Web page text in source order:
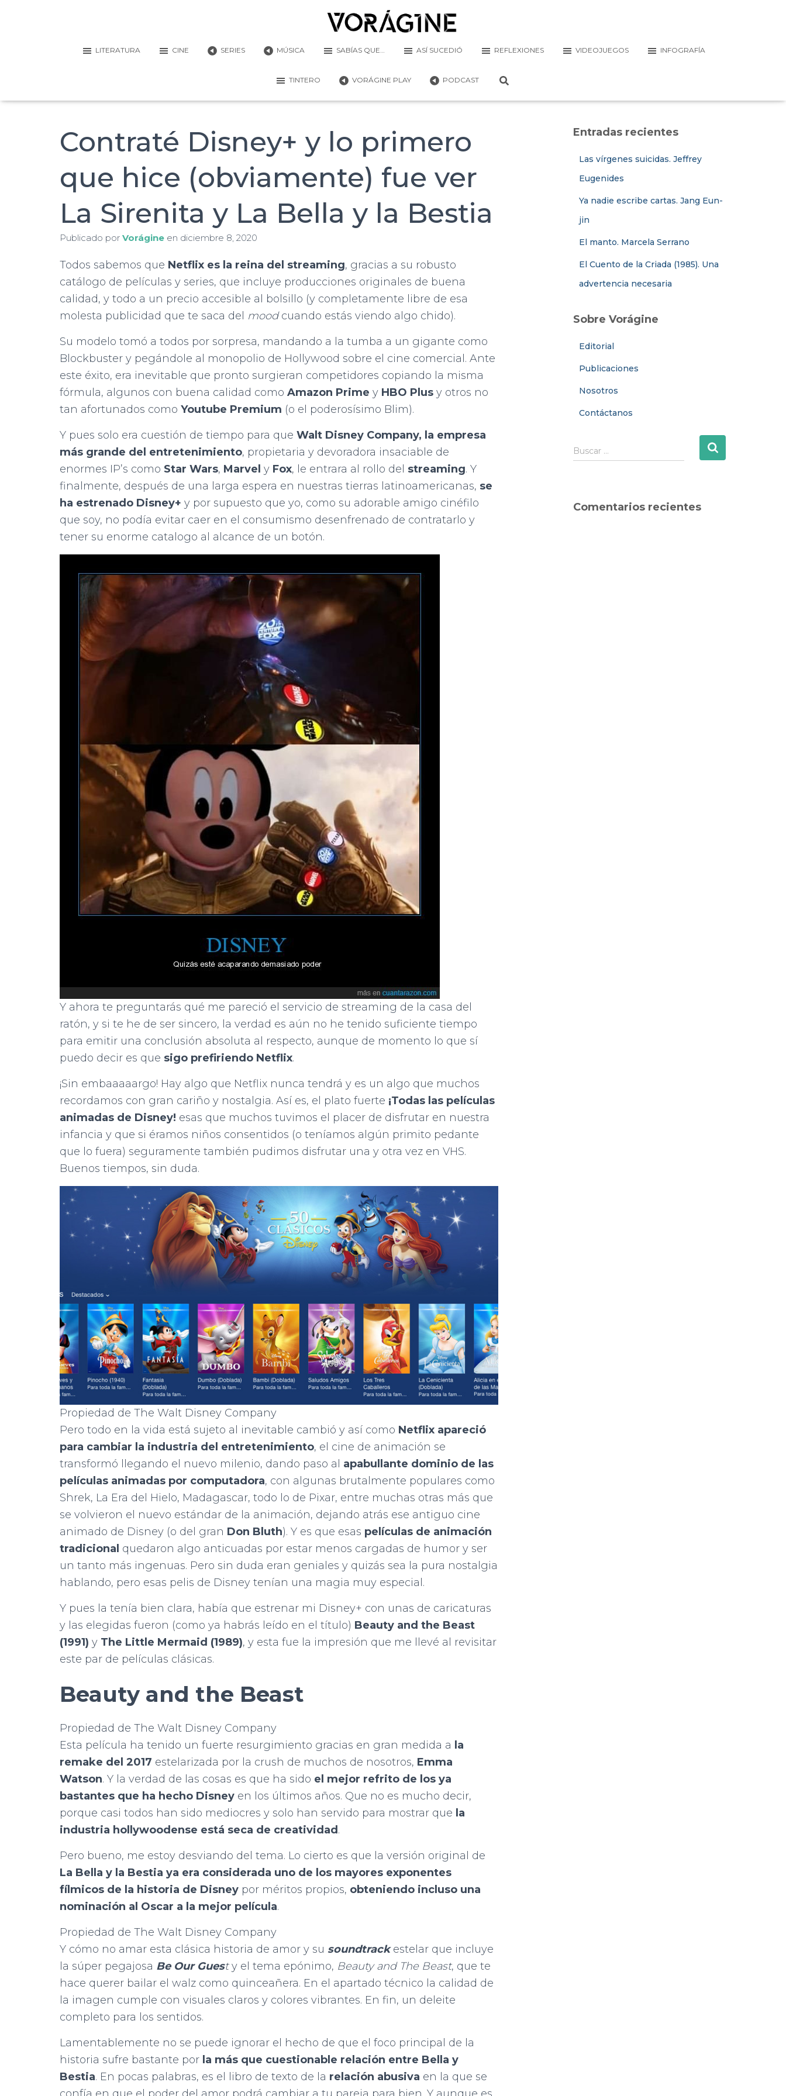
LITERATURA CINE SERIES MÚSICA SABÍAS QUE… ASÍ SUCEDIÓ REFLEXIONES VIDEOJUEGOS INFOGRAFÍA
TINTERO VORÁGINE PLAY PODCAST
Contraté Disney+ y lo primero
que hice (obviamente) fue ver
La Sirenita y La Bella y la Bestia
Publicado por Vorágine en diciembre 8, 2020
Todos sabemos que Netflix es la reina del streaming, gracias a su robusto
catálogo de películas y series, que incluye producciones originales de buena
calidad, y todo a un precio accesible al bolsillo (y completamente libre de esa
molesta publicidad que te saca del moodcuando estás viendo algo chido).
Su modelo tomó a todos por sorpresa, mandando a la tumba a un gigante como
Blockbuster y pegándole al monopolio de Hollywood sobre el cine comercial. Ante
este éxito, era inevitable que pronto surgieran competidores copiando la misma
fórmula, algunos con buena calidad como Amazon Prime y HBO Plus y otros no
tan afortunados como Youtube Premium (o el poderosísimo Blim).
Y pues solo era cuestión de tiempo para que Walt Disney Company, la empresa
más grande del entretenimiento, propietaria y devoradora insaciable de
enormes IP’s como Star Wars, Marvel y Fox, le entrara al rollo del streaming. Y
finalmente, después de una larga espera en nuestras tierras latinoamericanas, se
ha estrenado Disney+ y por supuesto que yo, como su adorable amigo cinéfilo
que soy, no podía evitar caer en el consumismo desenfrenado de contratarlo y
tener su enorme catalogo al alcance de un botón.
Y ahora te preguntarás qué me pareció el servicio de streaming de la casa del
ratón, y si te he de ser sincero, la verdad es aún no he tenido suficiente tiempo
para emitir una conclusión absoluta al respecto, aunque de momento lo que sí
puedo decir es que sigo prefiriendo Netflix.
¡Sin embaaaaargo! Hay algo que Netflix nunca tendrá y es un algo que muchos
recordamos con gran cariño y nostalgia. Así es, el plato fuerte ¡Todas las películas
animadas de Disney! esas que muchos tuvimos el placer de disfrutar en nuestra
infancia y que si éramos niños consentidos (o teníamos algún primito pedante
que lo fuera) seguramente también pudimos disfrutar una y otra vez en VHS.
Buenos tiempos, sin duda.
Propiedad de The Walt Disney Company
Pero todo en la vida está sujeto al inevitable cambió y así como Netflix apareció
para cambiar la industria del entretenimiento, el cine de animación se
transformó llegando el nuevo milenio, dando paso al apabullante dominio de las
películas animadas por computadora, con algunas brutalmente populares como
Shrek, La Era del Hielo, Madagascar, todo lo de Pixar, entre muchas otras más que
se volvieron el nuevo estándar de la animación, dejando atrás ese antiguo cine
animado de Disney (o del gran Don Bluth). Y es que esas películas de animación
tradicional quedaron algo anticuadas por estar menos cargadas de humor y ser
un tanto más ingenuas. Pero sin duda eran geniales y quizás sea la pura nostalgia
hablando, pero esas pelis de Disney tenían una magia muy especial.
Y pues la tenía bien clara, había que estrenar mi Disney+ con unas de caricaturas
y las elegidas fueron (como ya habrás leído en el título) Beauty and the Beast
(1991) y The Little Mermaid (1989), y esta fue la impresión que me llevé al revisitar
este par de películas clásicas.
Beauty and the Beast
Propiedad de The Walt Disney Company
Esta película ha tenido un fuerte resurgimiento gracias en gran medida a la
remake del 2017 estelarizada por la crush de muchos de nosotros, Emma
Watson. Y la verdad de las cosas es que ha sido el mejor refrito de los ya
bastantes que ha hecho Disney en los últimos años. Que no es mucho decir,
porque casi todos han sido mediocres y solo han servido para mostrar que la
industria hollywoodense está seca de creatividad.
Pero bueno, me estoy desviando del tema. Lo cierto es que la versión original de
La Bella y la Bestia ya era considerada uno de los mayores exponentes
fílmicos de la historia de Disney por méritos propios, obteniendo incluso una
nominación al Oscar a la mejor película.
Propiedad de The Walt Disney Company
Y cómo no amar esta clásica historia de amor y su soundtrackestelar que incluye
la súper pegajosa Be Our Guesty el tema epónimo, Beauty and The Beast, que te
hace querer bailar el walz como quinceañera. En el apartado técnico la calidad de
la imagen cumple con visuales claros y colores vibrantes. En fin, un deleite
completo para los sentidos.
Lamentablemente no se puede ignorar el hecho de que el foco principal de la
historia sufre bastante por la más que cuestionable relación entre Bella y
Bestia. En pocas palabras, es el libro de texto de la relación abusiva en la que se
confía en que el poder del amor podrá cambiar a tu pareja para bien. Y aunque es
Entradas recientes
Las vírgenes suicidas. Jeffrey
Eugenides
Ya nadie escribe cartas. Jang Eun-
jin
El manto. Marcela Serrano
El Cuento de la Criada (1985). Una
advertencia necesaria
Sobre Vorágine
Editorial
Publicaciones
Nosotros
Contáctanos
B
u
r
Buscar …
Comentarios recientes